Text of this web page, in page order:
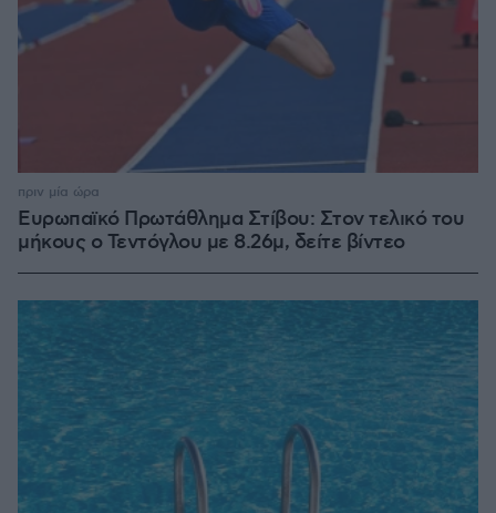
Ευρωπαϊκό Πρωτάθλημα Στίβου: Στον τελικό του
μήκους ο Τεντόγλου με 8.26μ, δείτε βίντεο
πριν μία ώρα